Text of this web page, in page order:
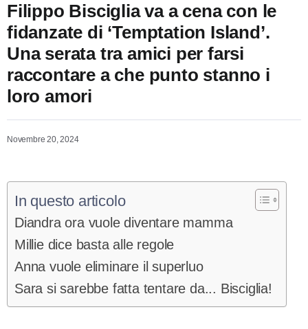
Filippo Bisciglia va a cena con le
fidanzate di ‘Temptation Island’.
Una serata tra amici per farsi
raccontare a che punto stanno i
loro amori
Novembre 20, 2024
In questo articolo
Diandra ora vuole diventare mamma
Millie dice basta alle regole
Anna vuole eliminare il superluo
Sara si sarebbe fatta tentare da... Bisciglia!